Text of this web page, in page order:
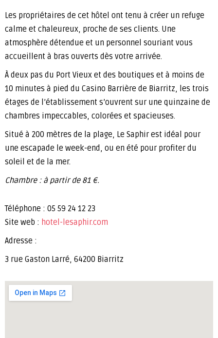
Les propriétaires de cet hôtel ont tenu à créer un refuge
calme et chaleureux, proche de ses clients. Une
atmosphère détendue et un personnel souriant vous
accueillent à bras ouverts dès votre arrivée.
À deux pas du Port Vieux et des boutiques et à moins de
10 minutes à pied du Casino Barrière de Biarritz, les trois
étages de l’établissement s’ouvrent sur une quinzaine de
chambres impeccables, colorées et spacieuses.
Situé à 200 mètres de la plage, Le Saphir est idéal pour
une escapade le week-end, ou en été pour profiter du
soleil et de la mer.
Chambre : à partir de 81 €.
Téléphone : 05 59 24 12 23
Site web : hotel-lesaphir.com
Adresse :
3 rue Gaston Larré, 64200 Biarritz